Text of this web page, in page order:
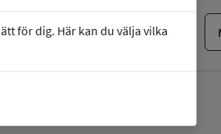
för dig. Här kan du välja vilka